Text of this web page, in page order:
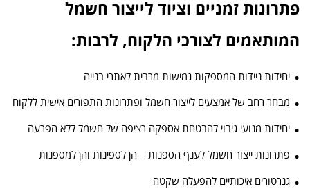
פתרונות זמניים וציוד לייצור חשמל
המותאמים לצורכי הלקוח, לרבות:
יחידות ניידות המספקות גמישות מרבית לאתרי בנייה
מבחר רחב של אמצעים לייצור חשמל ופתרונות התפורים אישית ללקוח
יחידות מנועי גיבוי להבטחת אספקה רציפה של חשמל ללא הפרעה
פתרונות ייצור חשמל לענף הספנות – הן לספינות והן למספנות
גנרטורים איכותיים להפעלה שקטה